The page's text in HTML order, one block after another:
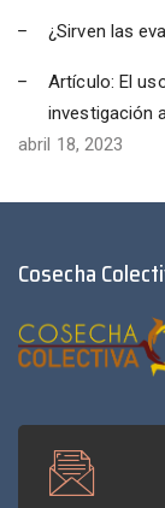
¿Sirven las
Artículo: El
investigación
abril 18, 2023
Cosecha